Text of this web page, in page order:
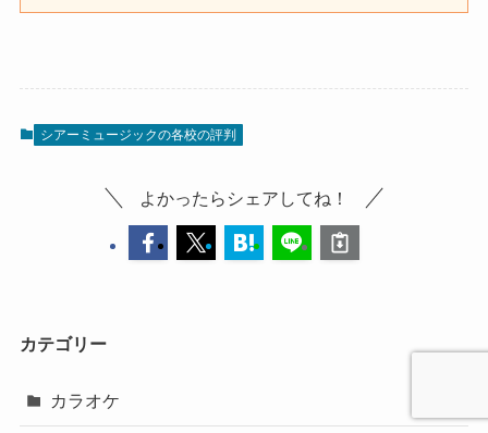
シアーミュージックの各校の評判
よかったらシェアしてね！
カテゴリー
カラオケ